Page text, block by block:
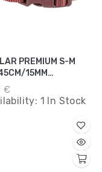
PREMIUM S-M
15MM
€
1 In Stock